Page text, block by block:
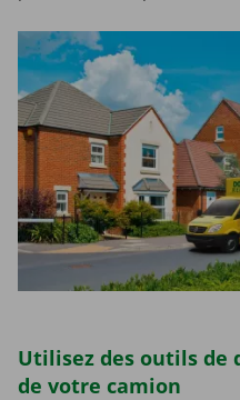
Utilisez des outils de
de votre camion